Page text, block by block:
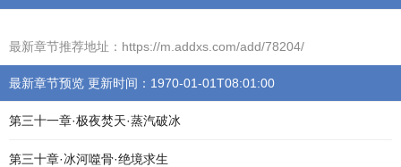
最新章节推荐地址：https://m.addxs.com/add/78204/
最新章节预览 更新时间：1970-01-01T08:01:00
第三十一章·极夜焚天·蒸汽破冰
第三十章·冰河噬骨·绝境求生